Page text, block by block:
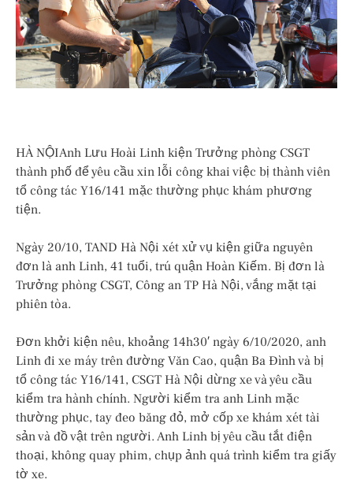
HÀ NỘIAnh Lưu Hoài Linh kiện Trưởng phòng CSGT
thành phố để yêu cầu xin lỗi công khai việc bị thành viên
tổ công tác Y16/141 mặc thường phục khám phương
tiện.
Ngày 20/10, TAND Hà Nội xét xử vụ kiện giữa nguyên
đơn là anh Linh, 41 tuổi, trú quận Hoàn Kiếm. Bị đơn là
Trưởng phòng CSGT, Công an TP Hà Nội, vắng mặt tại
phiên tòa.
Đơn khởi kiện nêu, khoảng 14h30′ ngày 6/10/2020, anh
Linh đi xe máy trên đường Văn Cao, quận Ba Đình và bị
tổ công tác Y16/141, CSGT Hà Nội dừng xe và yêu cầu
kiểm tra hành chính. Người kiểm tra anh Linh mặc
thường phục, tay đeo băng đỏ, mở cốp xe khám xét tài
sản và đồ vật trên người. Anh Linh bị yêu cầu tắt điện
thoại, không quay phim, chụp ảnh quá trình kiểm tra giấy
tờ xe.